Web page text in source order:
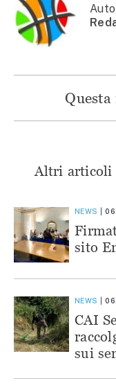
Altri articoli
NEWS
sito
NEWS
CAI
sui